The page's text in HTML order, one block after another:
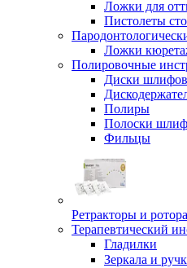
Ложки для
Пистолеты
Ложки
Полировочные
Диски
Полиры
Полоски
Фильцы
Ретракторы и
Терапевтический
Гладилки
Зеркала и